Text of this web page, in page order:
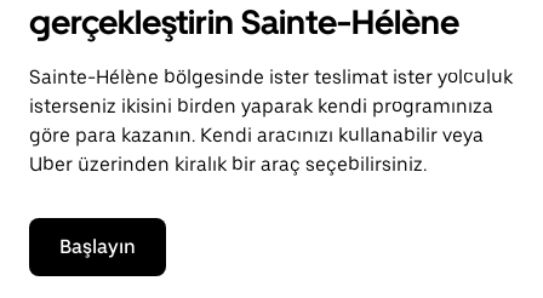
gerçekleştirin Sainte-Hélène
Sainte-Hélène bölgesinde ister teslimat ister yolculuk
isterseniz ikisini birden yaparak kendi programınıza
göre para kazanın. Kendi aracınızı kullanabilir veya
Uber üzerinden kiralık bir araç seçebilirsiniz.
Başlayın